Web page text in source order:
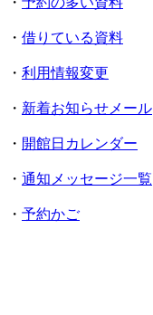
・ 借りている資料
・ 利用情報変更
・ 新着お知らせメール
・ 開館日カレンダー
・ 通知メッセージ一覧
・ 予約かご